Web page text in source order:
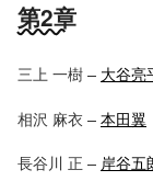
第2章
三上 一樹 – 大谷亮
相沢 麻衣 –本田翼
長谷川 正 – 岸谷五